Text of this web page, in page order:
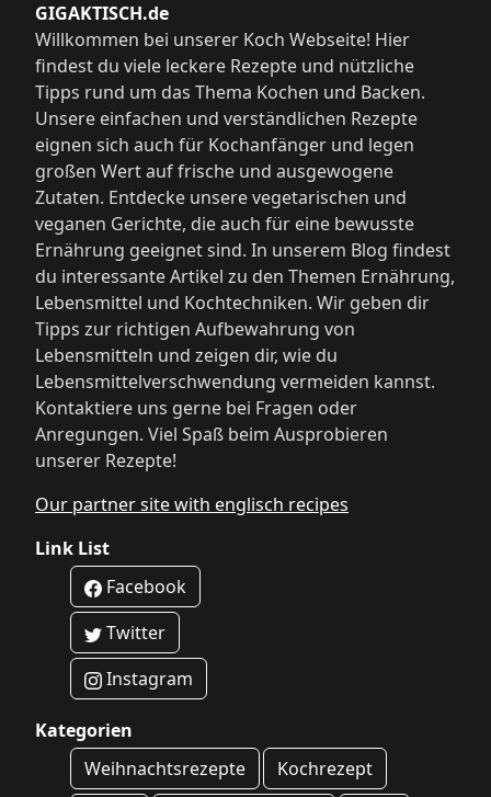
GIGAKTISCH.de
Willkommen bei unserer Koch Webseite! Hier
findest du viele leckere Rezepte und nützliche
Tipps rund um das Thema Kochen und Backen.
Unsere einfachen und verständlichen Rezepte
eignen sich auch für Kochanfänger und legen
großen Wert auf frische und ausgewogene
Zutaten. Entdecke unsere vegetarischen und
veganen Gerichte, die auch für eine bewusste
Ernährung geeignet sind. In unserem Blog findest
du interessante Artikel zu den Themen Ernährung,
Lebensmittel und Kochtechniken. Wir geben dir
Tipps zur richtigen Aufbewahrung von
Lebensmitteln und zeigen dir, wie du
Lebensmittelverschwendung vermeiden kannst.
Kontaktiere uns gerne bei Fragen oder
Anregungen. Viel Spaß beim Ausprobieren
unserer Rezepte!
Our partner site with englisch recipes
Link List
Facebook
Twitter
Instagram
Kategorien
Weihnachtsrezepte
Kochrezept